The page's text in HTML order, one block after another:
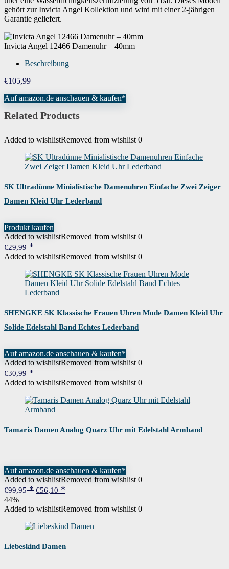
Garantieinformationen auf der Webseite des Herstellers. Wenn dieses Produkt
um Garantieinformationen für dieses Produkt zu erhalten. Möglicherweise
findest du auch Garantieinformationen auf der Webseite des Herstellers.
gehört zur Invicta Angel Kollektion und wird mit einer 2-jährigen
Garantie geliefert.
Invicta Angel 12466 Damenuhr – 40mm
Beschreibung
€105,99
Auf amazon.de anschauen & kaufen*
Related Products
Added to wishlistRemoved from wishlist 0
SK Ultradünne Minialistische Damenuhren Einfache Zwei Zeiger
Damen Kleid Uhr Lederband
Produkt kaufen
Added to wishlistRemoved from wishlist 0
€29,99
Added to wishlistRemoved from wishlist 0
SHENGKE SK Klassische Frauen Uhren Mode Damen Kleid Uhr
Solide Edelstahl Band Echtes Lederband
Auf amazon.de anschauen & kaufen*
Added to wishlistRemoved from wishlist 0
€30,99
Added to wishlistRemoved from wishlist 0
Tamaris Damen Analog Quarz Uhr mit Edelstahl Armband
Auf amazon.de anschauen & kaufen*
Added to wishlistRemoved from wishlist 0
€99,95
Ursprünglicher
war:
€99,95
€56,10
ist:
€56,10.
44%
Added to wishlistRemoved from wishlist 0
Liebeskind Damen